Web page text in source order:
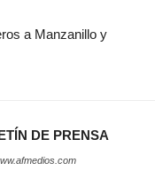
a Manzanillo y
DE PRENSA